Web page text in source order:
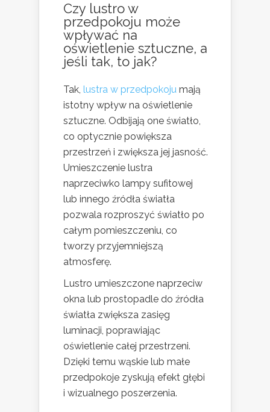
Czy lustro w
przedpokoju może
wpływać na
oświetlenie sztuczne, a
jeśli tak, to jak?
Tak, lustra w przedpokoju mają
istotny wpływ na oświetlenie
sztuczne. Odbijają one światło,
co optycznie powiększa
przestrzeń i zwiększa jej jasność.
Umieszczenie lustra
naprzeciwko lampy sufitowej
lub innego źródła światła
pozwala rozproszyć światło po
całym pomieszczeniu, co
tworzy przyjemniejszą
atmosferę.
Lustro umieszczone naprzeciw
okna lub prostopadle do źródła
światła zwiększa zasięg
luminacji, poprawiając
oświetlenie całej przestrzeni.
Dzięki temu wąskie lub małe
przedpokoje zyskują efekt głębi
i wizualnego poszerzenia.